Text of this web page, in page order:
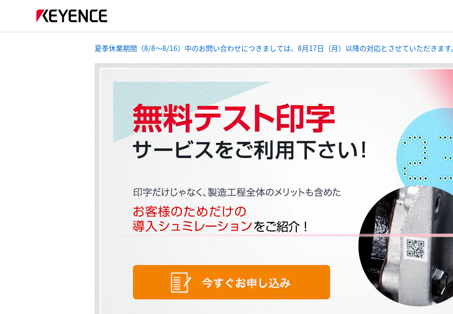
夏季休業期間（8/8～8/16）中のお問い合わせにつきましては、8月17日（月）以降の対応とさせていただきます